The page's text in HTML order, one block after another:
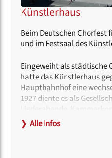
Künstlerhaus
Beim Deutschen Chorfest
und im Festsaal des
Eingeweiht als städtische
hatte das Künstlerhaus
Hauptbahnhof eine
1927 diente es als
Liederabende,
der Künstlerverbände
Nach der Machtergreifung
❯ Alle Infos